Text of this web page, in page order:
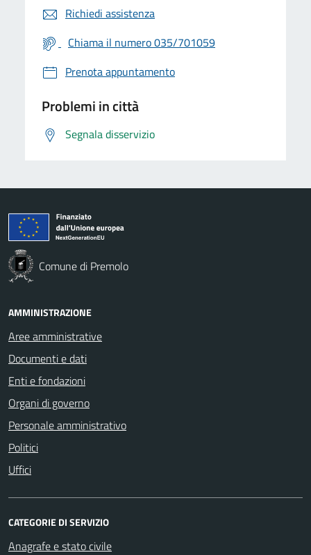
Richiedi assistenza
Chiama il numero 035/701059
Prenota appuntamento
Problemi in città
Segnala disservizio
Comune di Premolo
AMMINISTRAZIONE
Aree amministrative
Documenti e dati
Enti e fondazioni
Organi di governo
Personale amministrativo
Politici
Uffici
CATEGORIE DI SERVIZIO
Anagrafe e stato civile